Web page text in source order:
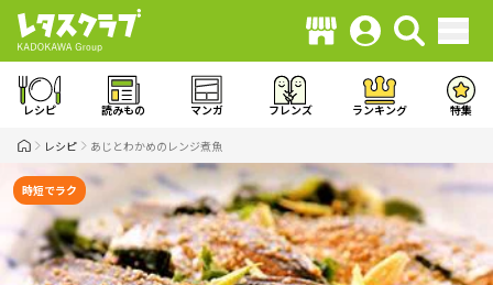
レシピ 読みもの マンガ フレンズ ランキング 特集
レシピ あじとわかめのレンジ煮魚
時短でラク